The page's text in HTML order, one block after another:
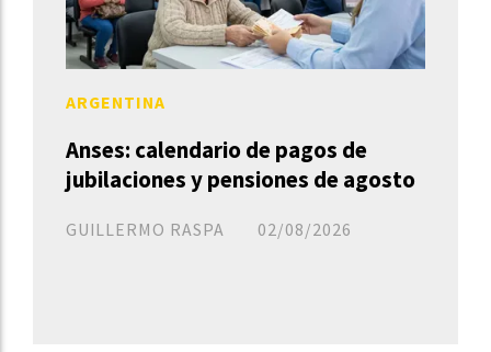
Anses: calendario de pagos de
jubilaciones y pensiones de agosto
GUILLERMO RASPA
ARGENTINA
02/08/2026